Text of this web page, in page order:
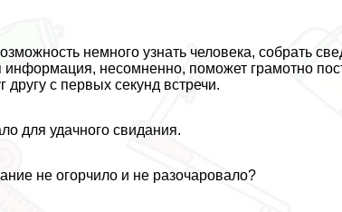
немного узнать человека, собрать
информация, несомненно, поможет грамотно
с первых секунд встречи.
для удачного свидания.
не огорчило и не разочаровало?